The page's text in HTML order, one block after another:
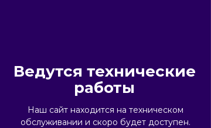
Ведутся технические
работы
Наш сайт находится на техническом
обслуживании и скоро будет доступен.